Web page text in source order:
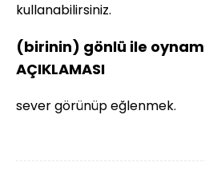
kullanabilirsiniz.
(birinin) gönlü ile
AÇIKLAMASI
sever görünüp eğlenmek.